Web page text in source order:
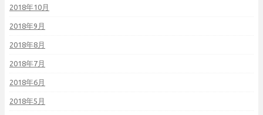
2018年10月
2018年9月
2018年8月
2018年7月
2018年6月
2018年5月